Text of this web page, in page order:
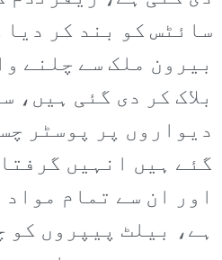
سائٹس کو بند کر
بیرون ملک سے چلنے
بلاک کر دی گئی
دیواروں پر پوسٹر
گئے ہیں انہیں
اور ان سے تمام
ہے، بیلٹ پیپروں